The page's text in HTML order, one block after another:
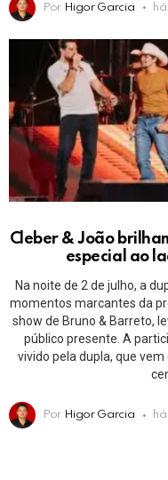
Por Higor Garcia
Cleber & João
especial ao
Na noite de 2 de julho, a
momentos marcantes da
show de Bruno & Barreto,
público presente. A
vivido pela dupla, que
Por Higor Garcia